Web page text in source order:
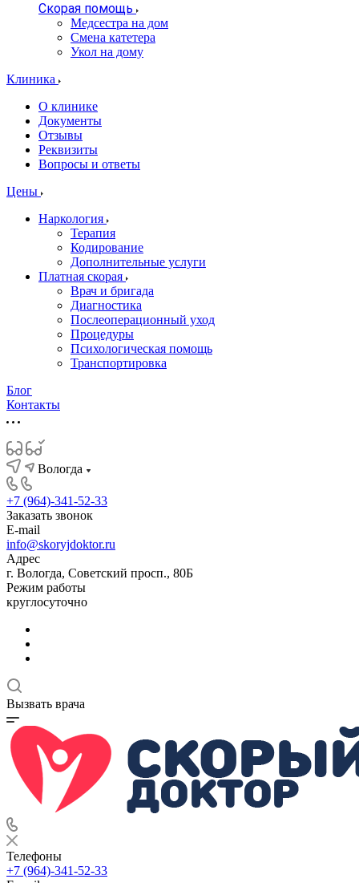
Скорая помощь
Медсестра на дом
Смена катетера
Укол на дому
Клиника
О клинике
Документы
Отзывы
Реквизиты
Вопросы и ответы
Цены
Наркология
Терапия
Кодирование
Дополнительные услуги
Платная скорая
Врач и бригада
Диагностика
Послеоперационный уход
Процедуры
Психологическая помощь
Транспортировка
Блог
Контакты
Вологда
+7 (964)-341-52-33
Заказать звонок
E-mail
info@skoryjdoktor.ru
Адрес
г. Вологда, Советский просп., 80Б
Режим работы
круглосуточно
Вызвать врача
Телефоны
+7 (964)-341-52-33